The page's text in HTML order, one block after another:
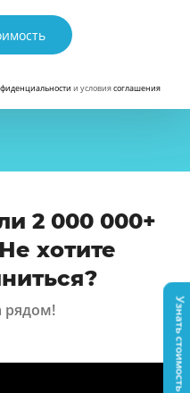
и условиясоглашения
2 000 000+
хотите
рядом! Узнать стоимость